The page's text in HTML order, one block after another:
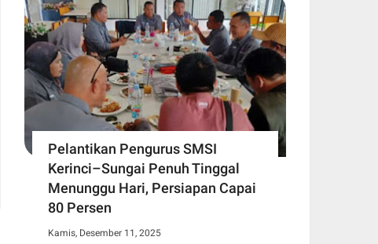
Pelantikan Pengurus SMSI
Kerinci–Sungai Penuh Tinggal
Menunggu Hari, Persiapan Capai
80 Persen
Kamis, Desember 11, 2025